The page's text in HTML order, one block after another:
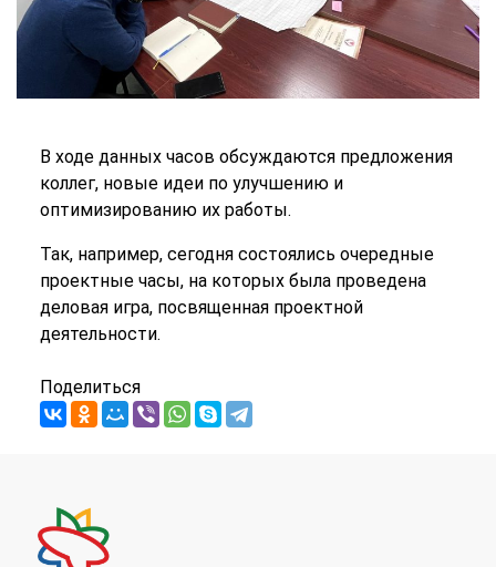
В ходе данных часов обсуждаются предложения
коллег, новые идеи по улучшению и
оптимизированию их работы.
Так, например, сегодня состоялись очередные
проектные часы, на которых была проведена
деловая игра, посвященная проектной
деятельности.
Поделиться